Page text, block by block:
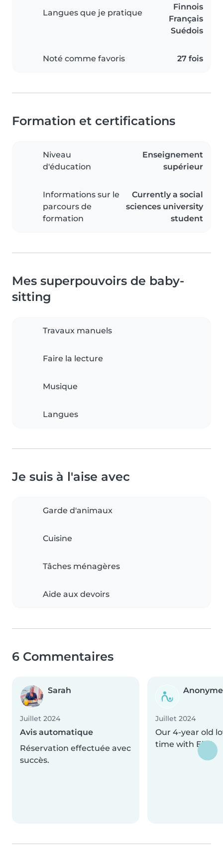
Langues que je pratique
Finnois
Français
Suédois
Noté comme favoris 27 fois
Formation et certifications
Niveau
d'éducation
Enseignement
supérieur
Informations sur le
parcours de
formation
Currently a social
sciences university
student
Mes superpouvoirs de baby-
sitting
Travaux manuels
Faire la lecture
Musique
Langues
Je suis à l'aise avec
Garde d'animaux
Cuisine
Tâches ménagères
Aide aux devoirs
6 Commentaires
Sarah
Juillet 2024
Avis automatique
Réservation effectuée avec
succès.
Anonyme
Juillet 2024
Our 4-year old
time with Ella!